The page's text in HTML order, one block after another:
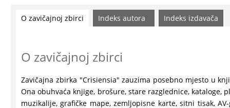
O zavičajnoj zbirci Indeks autora Indeks izdavača
O zavičajnoj zbirci
Zavičajna zbirka "Crisiensia" zauzima posebno mjesto u
Ona obuhvaća knjige, brošure, stare razglednice, kataloge,
muzikalije, grafičke mape, zemljopisne karte, sitni tisak,